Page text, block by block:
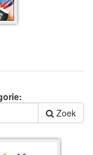
Zoek